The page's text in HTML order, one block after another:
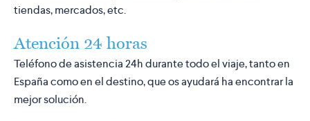
tiendas, mercados, etc.
Atención 24 horas
Teléfono de asistencia 24h durante todo el viaje, tanto en
España como en el destino, que os ayudará ha encontrar la
mejor solución.